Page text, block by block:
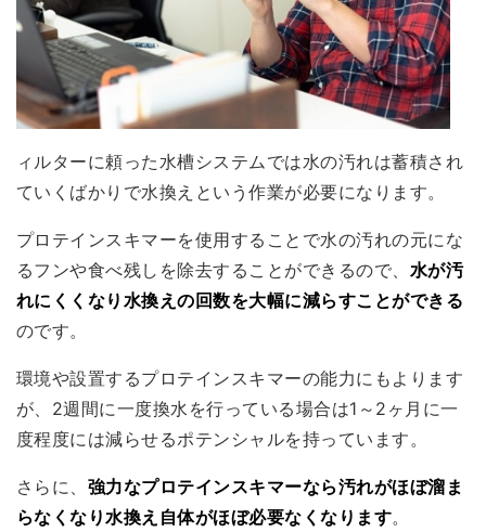
ィルターに頼った水槽システムでは水の汚れは蓄積され
ていくばかりで水換えという作業が必要になります。
プロテインスキマーを使用することで水の汚れの元にな
るフンや食べ残しを除去することができるので、 水が汚
れにくくなり水換えの回数を大幅に減らすことができる
のです。
環境や設置するプロテインスキマーの能力にもよります
が、2週間に一度換水を行っている場合は1～2ヶ月に一
度程度には減らせるポテンシャルを持っています。
さらに、 強力なプロテインスキマーなら汚れがほぼ溜ま
らなくなり水換え自体がほぼ必要なくなります。